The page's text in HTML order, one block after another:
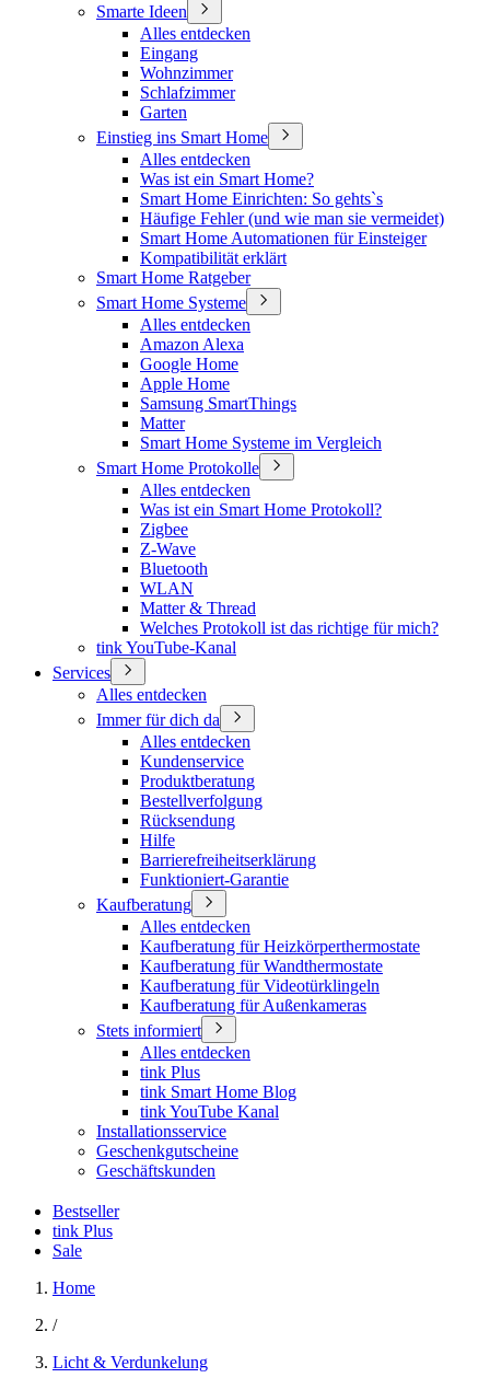
Smarte Ideen
Alles entdecken
Eingang
Wohnzimmer
Schlafzimmer
Garten
Einstieg ins Smart Home
Alles entdecken
Was ist ein Smart Home?
Smart Home Einrichten: So gehts`s
Häufige Fehler (und wie man sie vermeidet)
Smart Home Automationen für Einsteiger
Kompatibilität erklärt
Smart Home Ratgeber
Smart Home Systeme
Alles entdecken
Amazon Alexa
Google Home
Apple Home
Samsung SmartThings
Matter
Smart Home Systeme im Vergleich
Smart Home Protokolle
Alles entdecken
Was ist ein Smart Home Protokoll?
Zigbee
Z-Wave
Bluetooth
WLAN
Matter & Thread
Welches Protokoll ist das richtige für mich?
tink YouTube-Kanal
Services
Alles entdecken
Immer für dich da
Alles entdecken
Kundenservice
Produktberatung
Bestellverfolgung
Rücksendung
Hilfe
Barrierefreiheitserklärung
Funktioniert-Garantie
Kaufberatung
Alles entdecken
Kaufberatung für Heizkörperthermostate
Kaufberatung für Wandthermostate
Kaufberatung für Videotürklingeln
Kaufberatung für Außenkameras
Stets informiert
Alles entdecken
tink Plus
tink Smart Home Blog
tink YouTube Kanal
Installationsservice
Geschenkgutscheine
Geschäftskunden
Bestseller
tink Plus
Sale
Home
/
Licht & Verdunkelung